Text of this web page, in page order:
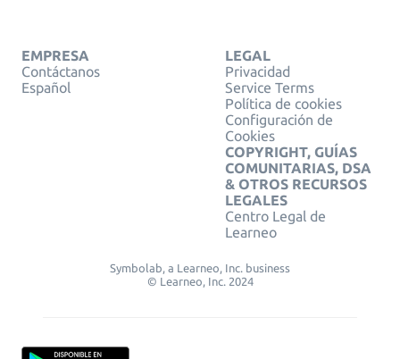
EMPRESA
Contáctanos
Español
LEGAL
Privacidad
Service Terms
Política de cookies
Configuración de
Cookies
COPYRIGHT, GUÍAS
COMUNITARIAS, DSA
& OTROS RECURSOS
LEGALES
Centro Legal de
Learneo
Symbolab, a Learneo, Inc. business
© Learneo, Inc. 2024